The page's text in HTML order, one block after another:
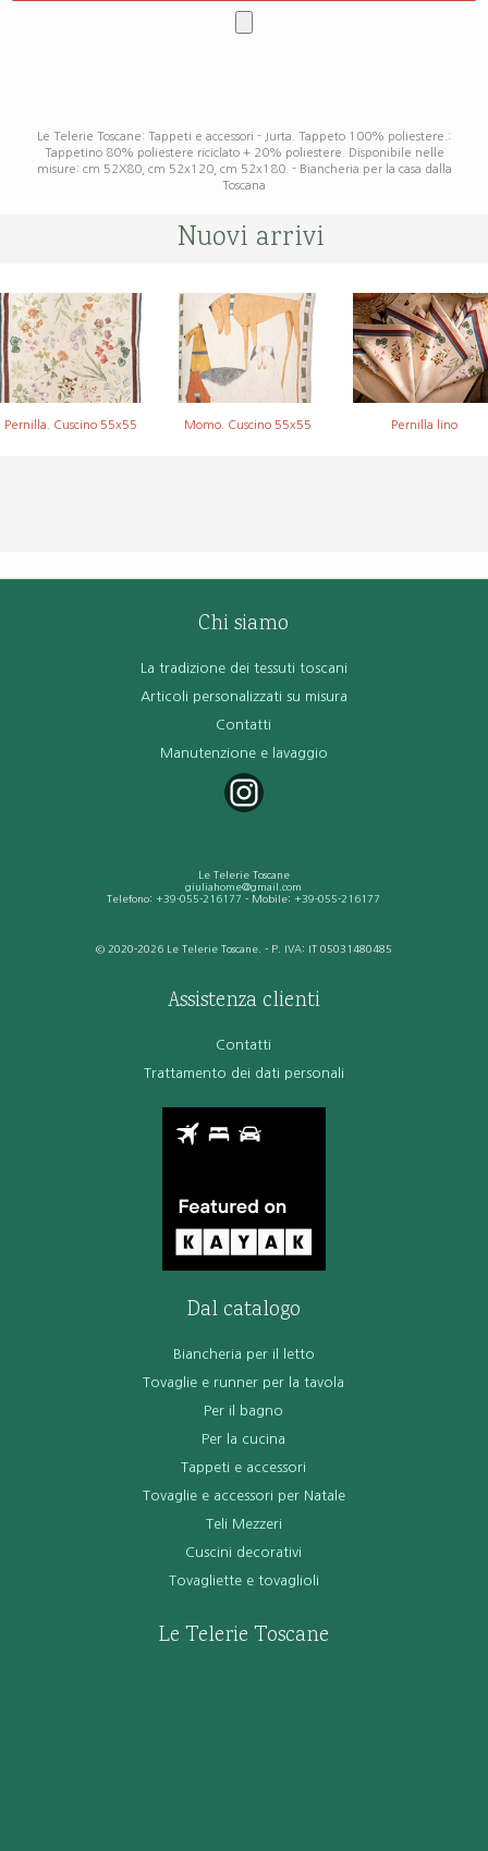
Le Telerie Toscane: Tappeti e accessori - Jurta. Tappeto 100% poliestere.:
Tappetino 80% poliestere riciclato + 20% poliestere. Disponibile nelle
misure: cm 52X80, cm 52x120, cm 52x180. - Biancheria per la casa dalla
Toscana
Nuovi arrivi
Pernilla. Cuscino 55x55 Momo. Cuscino 55x55 Pernilla lino
Chi siamo
La tradizione dei tessuti toscani
Articoli personalizzati su misura
Contatti
Manutenzione e lavaggio
Le Telerie Toscane
giuliahome@gmail.com
Telefono: +39-055-216177 - Mobile: +39-055-216177
© 2020-2026 Le Telerie Toscane. - P. IVA: IT 05031480485
Assistenza clienti
Contatti
Trattamento dei dati personali
Dal catalogo
Biancheria per il letto
Tovaglie e runner per la tavola
Per il bagno
Per la cucina
Tappeti e accessori
Tovaglie e accessori per Natale
Teli Mezzeri
Cuscini decorativi
Tovagliette e tovaglioli
Le Telerie Toscane